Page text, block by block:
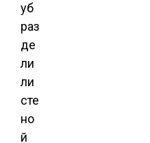
уб
раз
де
ли
ли
сте
но
й